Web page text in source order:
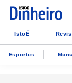
IstoÉ
Esportes Menu